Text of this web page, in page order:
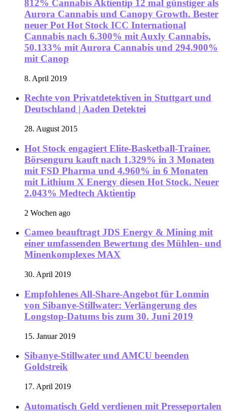
812% Cannabis Aktientip 12 mal günstiger als
Aurora Cannabis und Canopy Growth. Bester
neuer Pot Hot Stock ICC International
Cannabis nach 6.300% mit Auxly Cannabis,
50.133% mit Aurora Cannabis und 294.900%
mit Canop
8. April 2019
Rechte von Privatdetektiven in Stuttgart und
Deutschland | Aaden Detektei
28. August 2015
Hot Stock engagiert Elite-Basketball-Trainer.
Börsenguru kauft nach 1.329% in 3 Monaten
mit FSD Pharma und 4.960% in 6 Monaten
mit Lithium X Energy diesen Hot Stock. Neuer
2.043% Medtech Aktientip
2 Wochen ago
Cameo beauftragt JDS Energy & Mining mit
einer umfassenden Bewertung des Mühlen- und
Minenkomplexes MAX
30. April 2019
Empfohlenes All-Share-Angebot für Lonmin
von Sibanye-Stillwater: Verlängerung des
Longstop-Datums bis zum 30. Juni 2019
15. Januar 2019
Sibanye-Stillwater und AMCU beenden
Goldstreik
17. April 2019
Automatisch Geld verdienen mit Presseportalen